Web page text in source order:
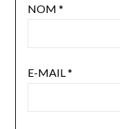
NOM *
E-MAIL*